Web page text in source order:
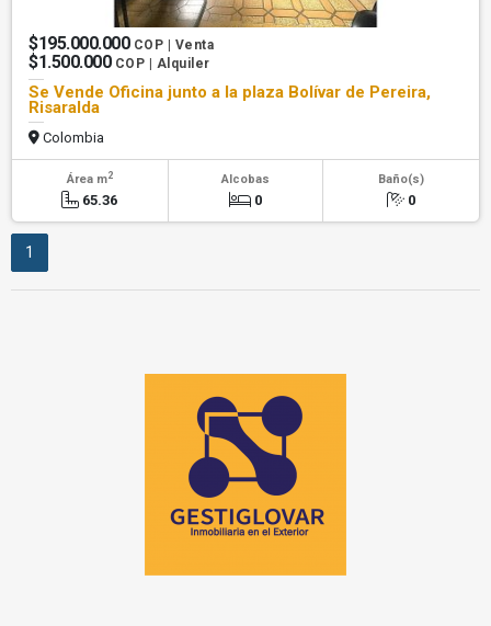
$195.000.000 COP | Venta
$1.500.000 COP | Alquiler
Se Vende Oficina junto a la plaza Bolívar de Pereira,
Risaralda
Colombia
Área m2
65.36
Alcobas
0
Baño(s)
0
1